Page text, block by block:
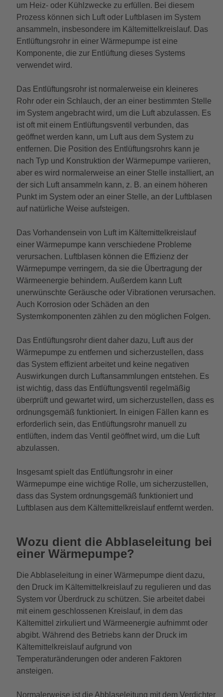
um Heiz- oder Kühlzwecke zu erfüllen. Bei diesem
Prozess können sich Luft oder Luftblasen im System
ansammeln, insbesondere im Kältemittelkreislauf. Das
Entlüftungsrohr in einer Wärmepumpe ist eine
Komponente, die zur Entlüftung dieses Systems
verwendet wird.
Das Entlüftungsrohr ist normalerweise ein kleineres
Rohr oder ein Schlauch, der an einer bestimmten Stelle
im System angebracht wird, um die Luft abzulassen. Es
ist oft mit einem Entlüftungsventil verbunden, das
geöffnet werden kann, um Luft aus dem System zu
entfernen. Die Position des Entlüftungsrohrs kann je
nach Typ und Konstruktion der Wärmepumpe variieren,
aber es wird normalerweise an einer Stelle installiert, an
der sich Luft ansammeln kann, z. B. an einem höheren
Punkt im System oder an einer Stelle, an der Luftblasen
auf natürliche Weise aufsteigen.
Das Vorhandensein von Luft im Kältemittelkreislauf
einer Wärmepumpe kann verschiedene Probleme
verursachen. Luftblasen können die Effizienz der
Wärmepumpe verringern, da sie die Übertragung der
Wärmeenergie behindern. Außerdem kann Luft
unerwünschte Geräusche oder Vibrationen verursachen.
Auch Korrosion oder Schäden an den
Systemkomponenten zählen zu den möglichen Folgen.
Das Entlüftungsrohr dient daher dazu, Luft aus der
Wärmepumpe zu entfernen und sicherzustellen, dass
das System effizient arbeitet und keine negativen
Auswirkungen durch Luftansammlungen entstehen. Es
ist wichtig, dass das Entlüftungsventil regelmäßig
überprüft und gewartet wird, um sicherzustellen, dass es
ordnungsgemäß funktioniert. In einigen Fällen kann es
erforderlich sein, das Entlüftungsrohr manuell zu
entlüften, indem das Ventil geöffnet wird, um die Luft
abzulassen.
Insgesamt spielt das Entlüftungsrohr in einer
Wärmepumpe eine wichtige Rolle, um sicherzustellen,
dass das System ordnungsgemäß funktioniert und
Luftblasen aus dem Kältemittelkreislauf entfernt werden.
Wozu dient die Abblaseleitung bei
einer Wärmepumpe?
Die Abblaseleitung in einer Wärmepumpe dient dazu,
den Druck im Kältemittelkreislauf zu regulieren und das
System vor Überdruck zu schützen. Sie arbeitet dabei
mit einem geschlossenen Kreislauf, in dem das
Kältemittel zirkuliert und Wärmeenergie aufnimmt oder
abgibt. Während des Betriebs kann der Druck im
Kältemittelkreislauf aufgrund von
Temperaturänderungen oder anderen Faktoren
ansteigen.
Normalerweise ist die Abblaseleitung mit dem Verdichter